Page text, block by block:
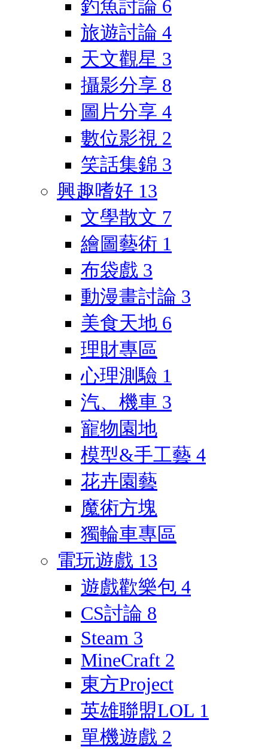
釣魚討論 6
旅遊討論 4
天文觀星 3
攝影分享 8
圖片分享 4
數位影視 2
笑話集錦 3
興趣嗜好 13
文學散文 7
繪圖藝術 1
布袋戲 3
動漫畫討論 3
美食天地 6
理財專區
心理測驗 1
汽、機車 3
寵物園地
模型&手工藝 4
花卉園藝
魔術方塊
獨輪車專區
電玩遊戲 13
遊戲歡樂包 4
CS討論 8
Steam 3
MineCraft 2
東方Project
英雄聯盟LOL 1
單機遊戲 2